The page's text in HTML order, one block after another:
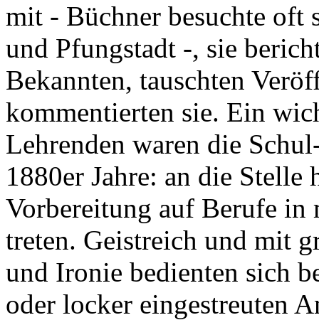
mit - Büchner besuchte oft
und Pfungstadt -, sie
Bekannten, tauschten
kommentierten sie. Ein
Lehrenden waren die
1880er Jahre: an die
Vorbereitung auf Berufe in
treten. Geistreich und mit
und Ironie bedienten sich
oder locker eingestreuten